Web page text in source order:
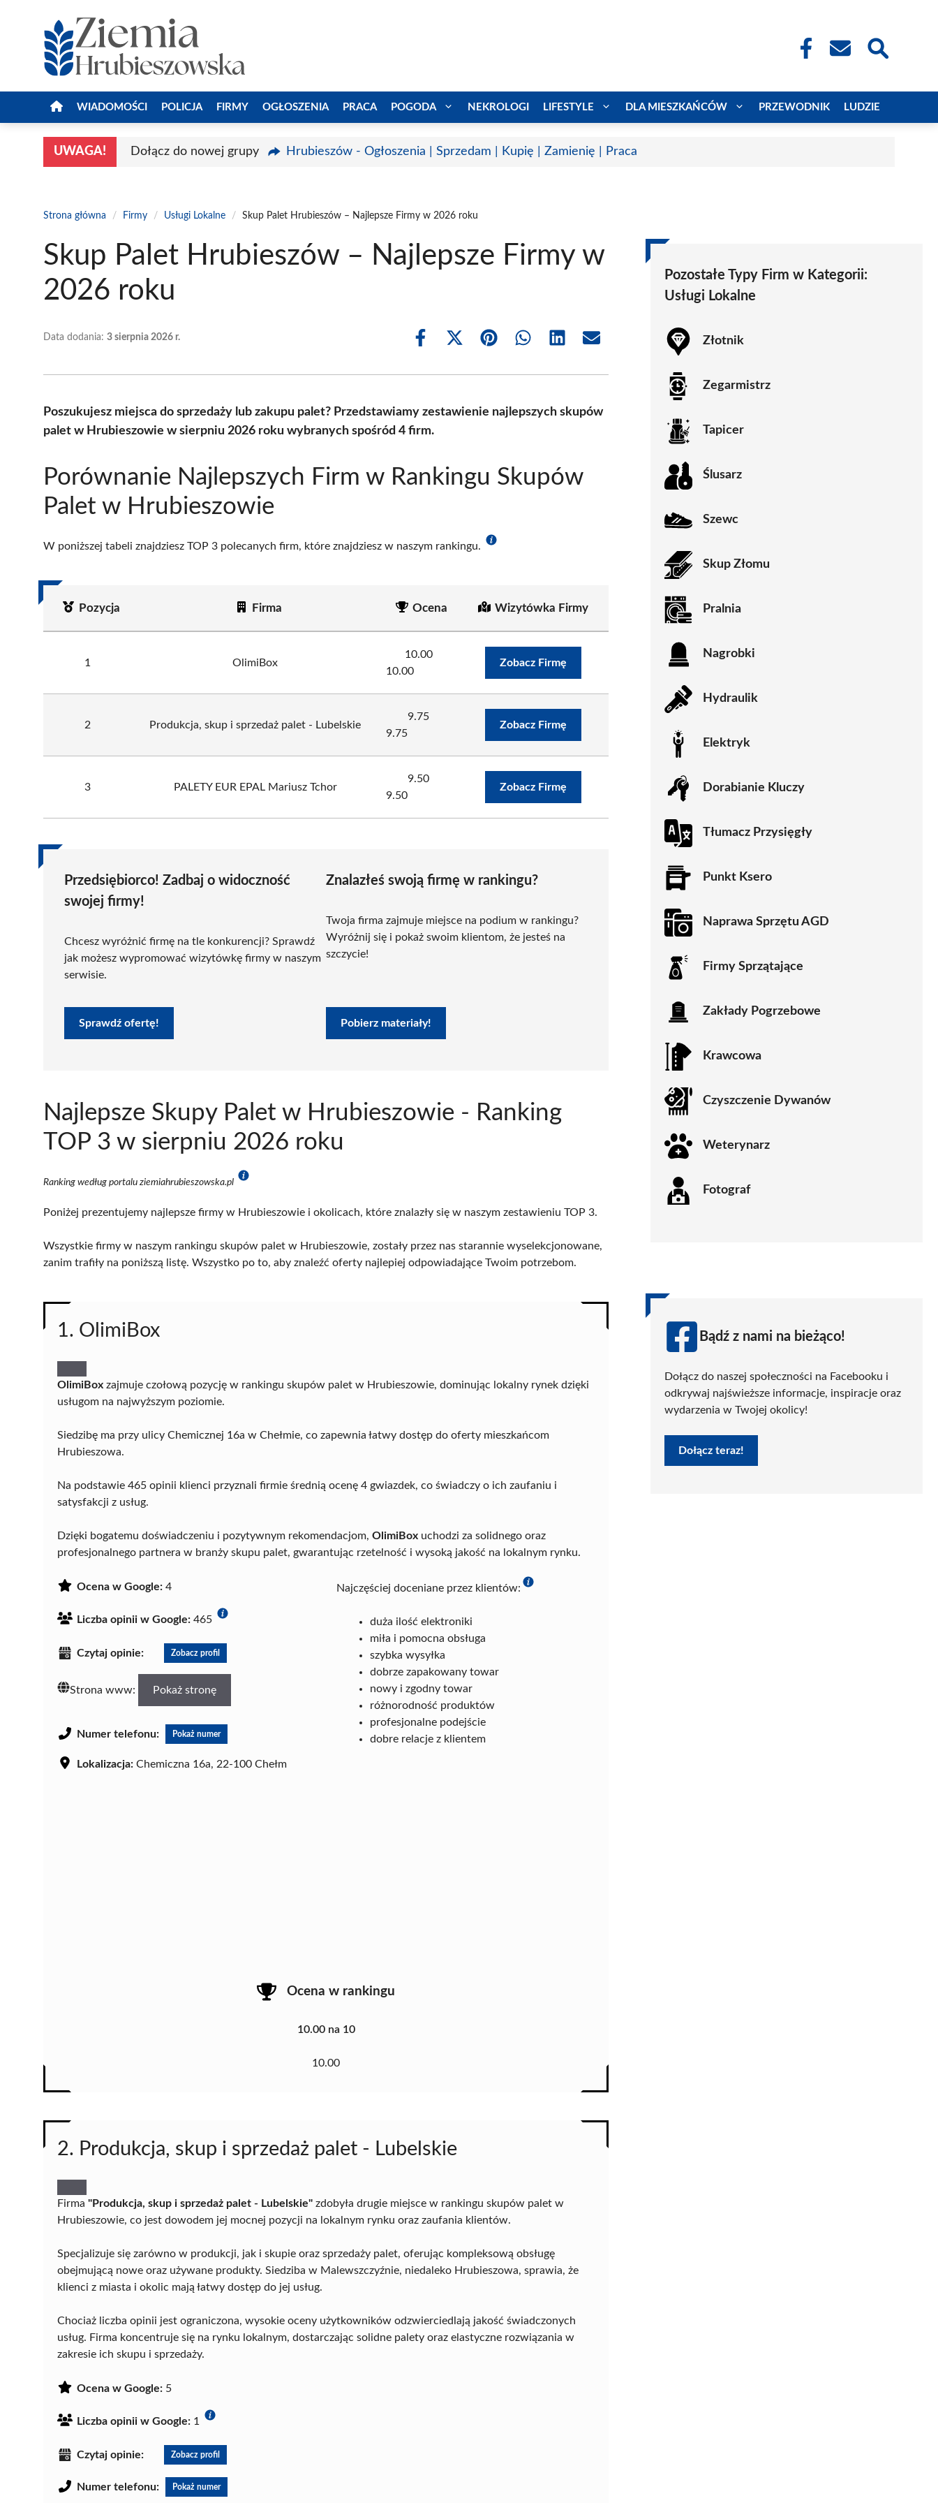
WIADOMOŚCI POLICJA FIRMY OGŁOSZENIA PRACA POGODA NEKROLOGI LIFESTYLE DLA MIESZKAŃCÓW PRZEWODNIK LUDZIE
UWAGA! Dołącz do nowej grupy Hrubieszów - Ogłoszenia | Sprzedam | Kupię | Zamienię | Praca
Strona główna / Firmy / Usługi Lokalne / Skup Palet Hrubieszów – Najlepsze Firmy w 2026 roku
Skup Palet Hrubieszów – Najlepsze Firmy w
2026 roku
Data dodania: 3 sierpnia 2026 r.
Share
Share
(Twitter)
Share Share Share Share
Poszukujesz miejsca do sprzedaży lub zakupu palet? Przedstawiamy zestawienie najlepszych skupów
palet w Hrubieszowie w sierpniu 2026 roku wybranych spośród 4 firm.
Porównanie Najlepszych Firm w Rankingu Skupów
Palet w Hrubieszowie
W poniższej tabeli znajdziesz TOP 3 polecanych firm, które znajdziesz w naszym rankingu.
Pozycja Firma Ocena Wizytówka Firmy
1 OlimiBox
10.00
10.00
Zobacz Firmę
2 Produkcja, skup i sprzedaż palet - Lubelskie
9.75
9.75
Zobacz Firmę
3 PALETY EUR EPAL Mariusz Tchor
9.50
9.50
Zobacz Firmę
Przedsiębiorco! Zadbaj o widoczność
swojej firmy!
Chcesz wyróżnić firmę na tle konkurencji? Sprawdź
jak możesz wypromować wizytówkę firmy w naszym
serwisie.
Sprawdź ofertę!
Znalazłeś swoją firmę w rankingu?
Twoja firma zajmuje miejsce na podium w rankingu?
Wyróżnij się i pokaż swoim klientom, że jesteś na
szczycie!
Pobierz materiały!
Najlepsze Skupy Palet w Hrubieszowie - Ranking
TOP 3 w sierpniu 2026 roku
Ranking według portalu ziemiahrubieszowska.pl
Poniżej prezentujemy najlepsze firmy w Hrubieszowie i okolicach, które znalazły się w naszym zestawieniu TOP 3.
Wszystkie firmy w naszym rankingu skupów palet w Hrubieszowie, zostały przez nas starannie wyselekcjonowane,
zanim trafiły na poniższą listę. Wszystko po to, aby znaleźć oferty najlepiej odpowiadające Twoim potrzebom.
1. OlimiBox
OlimiBox zajmuje czołową pozycję w rankingu skupów palet w Hrubieszowie, dominując lokalny rynek dzięki
usługom na najwyższym poziomie.
Siedzibę ma przy ulicy Chemicznej 16a w Chełmie, co zapewnia łatwy dostęp do oferty mieszkańcom
Hrubieszowa.
Na podstawie 465 opinii klienci przyznali firmie średnią ocenę 4 gwiazdek, co świadczy o ich zaufaniu i
satysfakcji z usług.
Dzięki bogatemu doświadczeniu i pozytywnym rekomendacjom, OlimiBox uchodzi za solidnego oraz
profesjonalnego partnera w branży skupu palet, gwarantując rzetelność i wysoką jakość na lokalnym rynku.
Ocena w Google: 4
Liczba opinii w Google: 465
Czytaj opinie: Zobacz profil
Strona www: Pokaż stronę
Numer telefonu: Pokaż numer
Lokalizacja: Chemiczna 16a, 22-100 Chełm
Najczęściej doceniane przez klientów:
duża ilość elektroniki
miła i pomocna obsługa
szybka wysyłka
dobrze zapakowany towar
nowy i zgodny towar
różnorodność produktów
profesjonalne podejście
dobre relacje z klientem
Ocena w rankingu
10.00 na 10
10.00
2. Produkcja, skup i sprzedaż palet - Lubelskie
Firma "Produkcja, skup i sprzedaż palet - Lubelskie" zdobyła drugie miejsce w rankingu skupów palet w
Hrubieszowie, co jest dowodem jej mocnej pozycji na lokalnym rynku oraz zaufania klientów.
Specjalizuje się zarówno w produkcji, jak i skupie oraz sprzedaży palet, oferując kompleksową obsługę
obejmującą nowe oraz używane produkty. Siedziba w Malewszczyźnie, niedaleko Hrubieszowa, sprawia, że
klienci z miasta i okolic mają łatwy dostęp do jej usług.
Chociaż liczba opinii jest ograniczona, wysokie oceny użytkowników odzwierciedlają jakość świadczonych
usług. Firma koncentruje się na rynku lokalnym, dostarczając solidne palety oraz elastyczne rozwiązania w
zakresie ich skupu i sprzedaży.
Ocena w Google: 5
Liczba opinii w Google: 1
Czytaj opinie: Zobacz profil
Numer telefonu: Pokaż numer
Pozostałe Typy Firm w Kategorii:
Usługi Lokalne
Złotnik
Zegarmistrz
Tapicer
Ślusarz
Szewc
Skup Złomu
Pralnia
Nagrobki
Hydraulik
Elektryk
Dorabianie Kluczy
Tłumacz Przysięgły
Punkt Ksero
Naprawa Sprzętu AGD
Firmy Sprzątające
Zakłady Pogrzebowe
Krawcowa
Czyszczenie Dywanów
Weterynarz
Fotograf
Bądź z nami na bieżąco!
Dołącz do naszej społeczności na Facebooku i
odkrywaj najświeższe informacje, inspiracje oraz
wydarzenia w Twojej okolicy!
Dołącz teraz!